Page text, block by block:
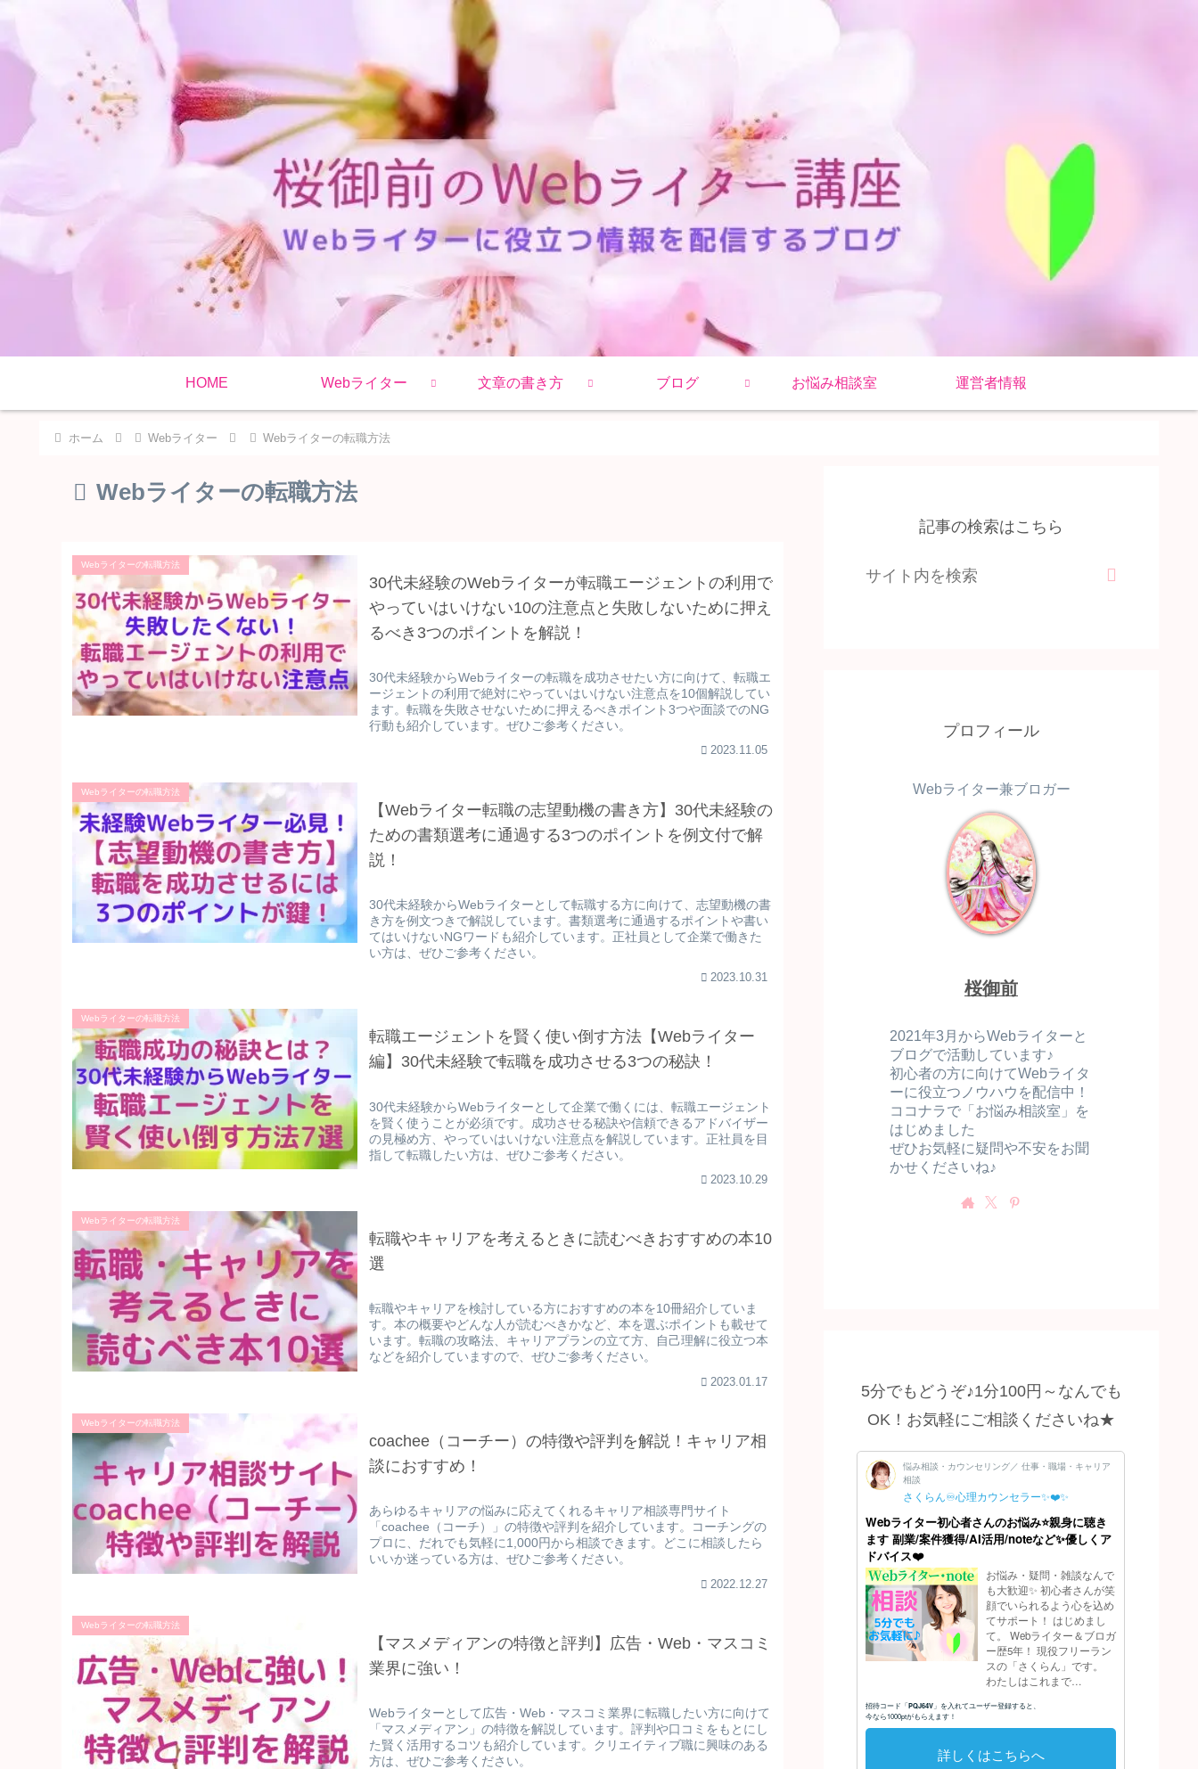
HOME Webライター 文章の書き方 ブログ お悩み相談室 運営者情報
ホーム Webライター Webライターの転職方法
Webライターの転職方法
Webライターの転職方法
30代未経験のWebライターが転職エージェントの利用で
やっていはいけない10の注意点と失敗しないために押え
るべき3つのポイントを解説！
30代未経験からWebライターの転職を成功させたい方に向けて、転職エ
ージェントの利用で絶対にやっていはいけない注意点を10個解説してい
ます。転職を失敗させないために押えるべきポイント3つや面談でのNG
行動も紹介しています。ぜひご参考ください。
2023.11.05
Webライターの転職方法
【Webライター転職の志望動機の書き方】30代未経験の
ための書類選考に通過する3つのポイントを例文付で解
説！
30代未経験からWebライターとして転職する方に向けて、志望動機の書
き方を例文つきで解説しています。書類選考に通過するポイントや書い
てはいけないNGワードも紹介しています。正社員として企業で働きた
い方は、ぜひご参考ください。
2023.10.31
Webライターの転職方法
転職エージェントを賢く使い倒す方法【Webライター
編】30代未経験で転職を成功させる3つの秘訣！
30代未経験からWebライターとして企業で働くには、転職エージェント
を賢く使うことが必須です。成功させる秘訣や信頼できるアドバイザー
の見極め方、やっていはいけない注意点を解説しています。正社員を目
指して転職したい方は、ぜひご参考ください。
2023.10.29
Webライターの転職方法
転職やキャリアを考えるときに読むべきおすすめの本10
選
転職やキャリアを検討している方におすすめの本を10冊紹介していま
す。本の概要やどんな人が読むべきかなど、本を選ぶポイントも載せて
います。転職の攻略法、キャリアプランの立て方、自己理解に役立つ本
などを紹介していますので、ぜひご参考ください。
2023.01.17
Webライターの転職方法
coachee（コーチー）の特徴や評判を解説！キャリア相
談におすすめ！
あらゆるキャリアの悩みに応えてくれるキャリア相談専門サイト
「coachee（コーチ）」の特徴や評判を紹介しています。コーチングの
プロに、だれでも気軽に1,000円から相談できます。どこに相談したら
いいか迷っている方は、ぜひご参考ください。
2022.12.27
Webライターの転職方法
【マスメディアンの特徴と評判】広告・Web・マスコミ
業界に強い！
Webライターとして広告・Web・マスコミ業界に転職したい方に向けて
「マスメディアン」の特徴を解説しています。評判や口コミをもとにし
た賢く活用するコツも紹介しています。クリエイティブ職に興味のある
方は、ぜひご参考ください。
記事の検索はこちら
プロフィール
Webライター兼ブロガー
桜御前
2021年3月からWebライターと
ブログで活動しています♪
初心者の方に向けてWebライタ
ーに役立つノウハウを配信中！
ココナラで「お悩み相談室」を
はじめました
ぜひお気軽に疑問や不安をお聞
かせくださいね♪
5分でもどうぞ♪1分100円～なんでも
OK！お気軽にご相談くださいね★